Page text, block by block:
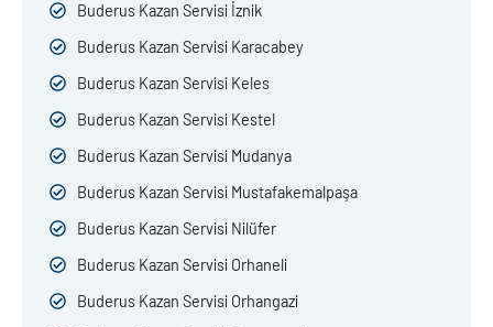
Buderus Kazan Servisi İznik
Buderus Kazan Servisi Karacabey
Buderus Kazan Servisi Keles
Buderus Kazan Servisi Kestel
Buderus Kazan Servisi Mudanya
Buderus Kazan Servisi Mustafakemalpaşa
Buderus Kazan Servisi Nilüfer
Buderus Kazan Servisi Orhaneli
Buderus Kazan Servisi Orhangazi